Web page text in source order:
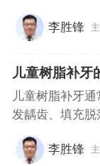
李胜锋
儿童树脂补牙
儿童树脂补牙
发龋齿、填充
李胜锋